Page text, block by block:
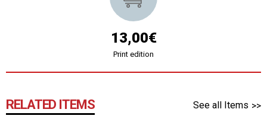
13,00€
Print edition
RELATED ITEMS See all Items